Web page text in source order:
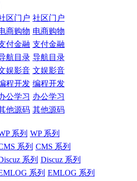
社区门户
电商购物
支付金融
导航目录
文娱影音
编程开发
办公学习
其他源码
WP 系列
CMS 系列
Discuz 系列
EMLOG 系列